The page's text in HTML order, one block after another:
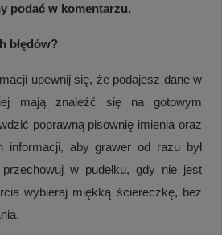
podać w komentarzu.
błędów?
upewnij się, że podajesz dane w
mają znaleźć się na gotowym
poprawną pisownię imienia oraz
informacji, aby grawer od razu był
w pudełku, gdy nie jest
wybieraj miękką ściereczkę, bez